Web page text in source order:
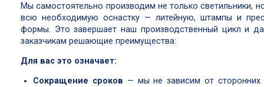
Мы самостоятельно производим не только светильники,
всю необходимую оснастку — литейную, штампы и
формы. Это завершает наш производственный цикл и
заказчикам решающие преимущества:
Для вас это означает:
Сокращение сроков — мы не зависим от сторонних